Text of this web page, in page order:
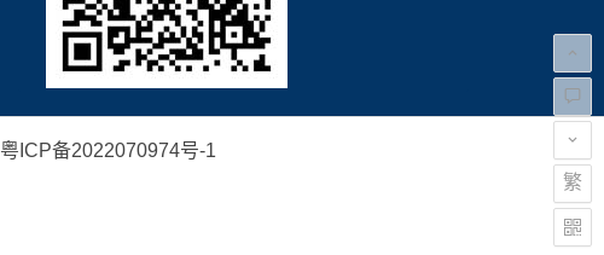
粤ICP备2022070974号-1
繁